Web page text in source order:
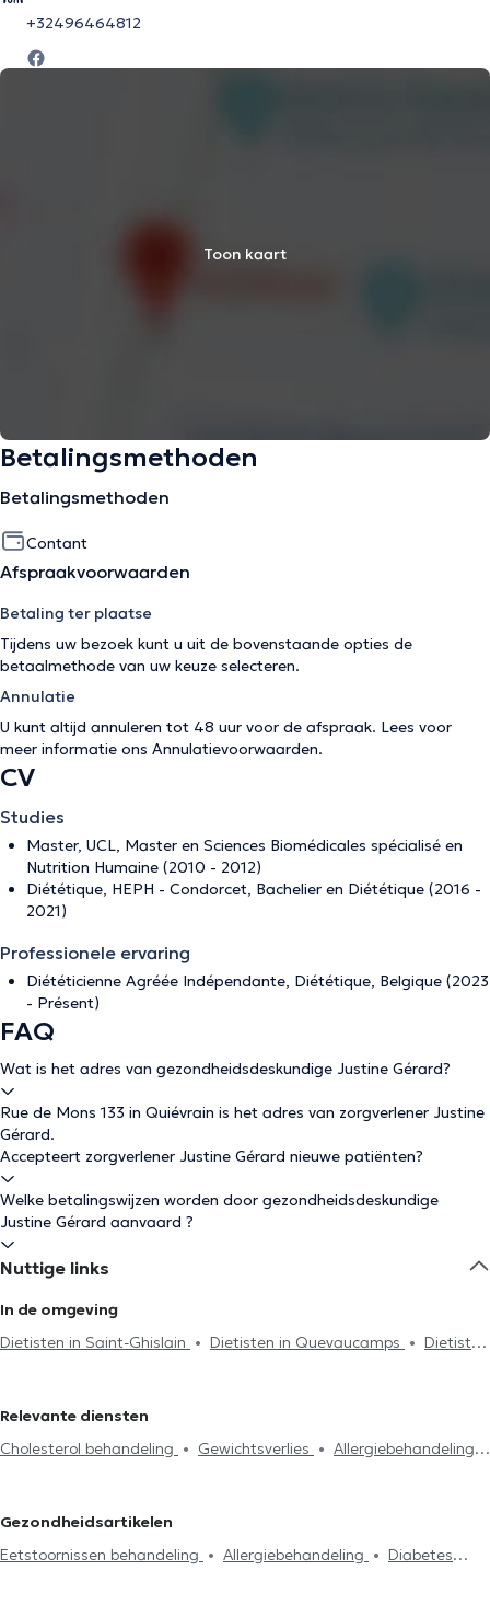
+32496464812
Toon kaart
Betalingsmethoden
Betalingsmethoden
Contant
Afspraakvoorwaarden
Betaling ter plaatse
Tijdens uw bezoek kunt u uit de bovenstaande opties de
betaalmethode van uw keuze selecteren.
Annulatie
U kunt altijd annuleren tot 48 uur voor de afspraak. Lees voor
meer informatie ons Annulatievoorwaarden.
CV
Studies
Master, UCL, Master en Sciences Biomédicales spécialisé en
Nutrition Humaine (2010 - 2012)
Diététique, HEPH - Condorcet, Bachelier en Diététique (2016 -
2021)
Professionele ervaring
Diététicienne Agréée Indépendante, Diététique, Belgique (2023
- Présent)
FAQ
Wat is het adres van gezondheidsdeskundige Justine Gérard?
Rue de Mons 133 in Quiévrain is het adres van zorgverlener Justine
Gérard.
Accepteert zorgverlener Justine Gérard nieuwe patiënten?
Welke betalingswijzen worden door gezondheidsdeskundige
Justine Gérard aanvaard ?
Nuttige links
In de omgeving
Dietisten in Saint-Ghislain
Dietisten in Quevaucamps
Dietisten
Relevante diensten
Cholesterol behandeling
Gewichtsverlies
Allergiebehandeling
behandeling
Lage / Hoge bloeddruk behandeling
Voedingsevaluatie
Analyse van de lichaamssamenstelling
Gezondheidsartikelen
Eetstoornissen behandeling
Allergiebehandeling
Diabetes